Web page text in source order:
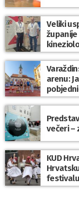
Veliki
arenu:
2026”
večeri –
KUD
festivalu